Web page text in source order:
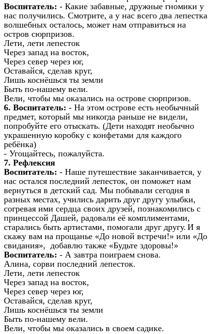
Воспитатель: - Какие забавные, дружные гномики у
нас получились. Смотрите, а у нас всего два лепестка
волшебных осталось, может нам отправиться на
остров сюрпризов.
Лети, лети лепесток
Через запад на восток,
Через север через юг,
Оставайся, сделав круг,
Лишь коснёшься ты земли
Быть по-нашему вели.
Вели, чтобы мы оказались на острове сюрпризов.
6. Воспитатель: - На этом острове есть необычный
предмет, который мы никогда раньше не видели,
попробуйте его отыскать. (Дети находят необычно
украшенную коробку с конфетами для каждого
ребёнка)
- Угощайтесь, пожалуйста.
7. Рефлексия
Воспитатель: - Наше путешествие заканчивается, у
нас остался последний лепесток, он поможет нам
вернуться в детский сад. Мы побывали сегодня в
разных местах, учились дарить друг другу улыбки,
согревая ими сердца своих друзей, познакомились с
принцессой Дашей, радовали её комплиментами,
старались быть артистами, помогали друг другу. И я
скажу вам на прощанье «До новой встречи!» или «До
свидания», добавлю также «Будьте здоровы!»
Воспитатель: - А завтра поиграем снова.
Алина, сорви последний лепесток.
Лети, лети лепесток
Через запад на восток,
Через север через юг,
Оставайся, сделав круг,
Лишь коснёшься ты земли
Быть по-нашему вели.
Вели, чтобы мы оказались в своем садике.